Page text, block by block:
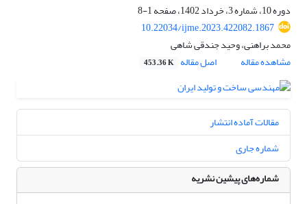
دوره 10، شماره 3، خرداد 1402، صفحه
1-8
10.22034/ijme.2023.422082.1867
محمد براهنی، وحید جندقی شاهی
مشاهده مقاله
اصل مقاله 453.36 K
مقالات آماده انتشار
شماره جاری
شماره‌های پیشین نشریه